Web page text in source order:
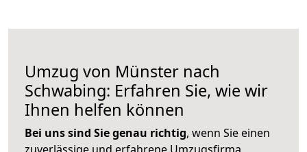
Umzug von Münster nach
Schwabing: Erfahren Sie, wie wir
Ihnen helfen können
Bei uns sind Sie genau richtig, wenn Sie einen